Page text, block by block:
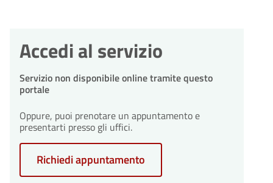
Accedi al servizio
Servizio non disponibile online tramite questo
portale
Oppure, puoi prenotare un appuntamento e
presentarti presso gli uffici.
Richiedi appuntamento